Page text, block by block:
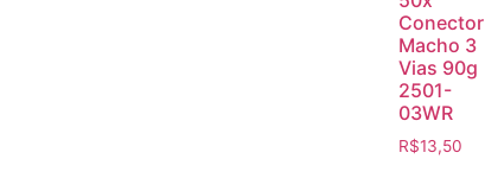
Conector
Macho 3
Vias 90g
2501-
03WR
R$13,50